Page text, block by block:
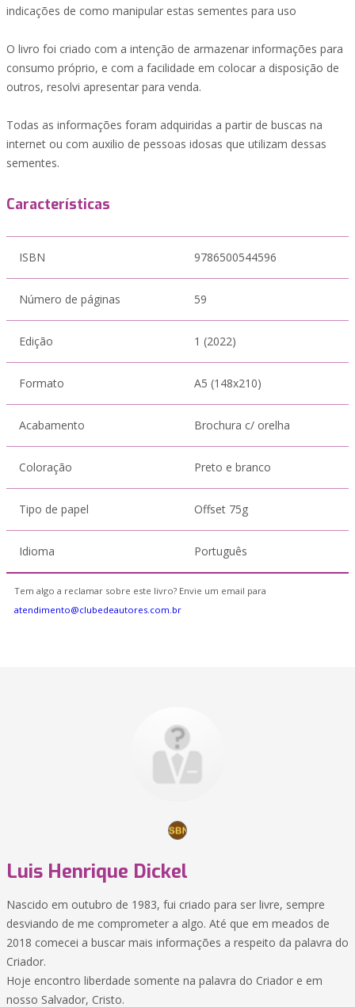
indicações de como manipular estas sementes para uso
O livro foi criado com a intenção de armazenar informações para
consumo próprio, e com a facilidade em colocar a disposição de
outros, resolvi apresentar para venda.
Todas as informações foram adquiridas a partir de buscas na
internet ou com auxilio de pessoas idosas que utilizam dessas
sementes.
Características
ISBN 9786500544596
Número de páginas 59
Edição 1 (2022)
Formato A5 (148x210)
Acabamento Brochura c/ orelha
Coloração Preto e branco
Tipo de papel Offset 75g
Idioma Português
Tem algo a reclamar sobre este livro? Envie um email para
atendimento@clubedeautores.com.br
Luis Henrique Dickel
Nascido em outubro de 1983, fui criado para ser livre, sempre
desviando de me comprometer a algo. Até que em meados de
2018 comecei a buscar mais informações a respeito da palavra do
Criador.
Hoje encontro liberdade somente na palavra do Criador e em
nosso Salvador, Cristo.